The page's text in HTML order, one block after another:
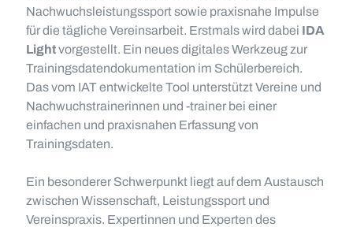
Nachwuchsleistungssport sowie praxisnahe Impulse
für die tägliche Vereinsarbeit. Erstmals wird dabei IDA
Lightvorgestellt. Ein neues digitales Werkzeug zur
Trainingsdatendokumentation im Schülerbereich.
Das vom IAT entwickelte Tool unterstützt Vereine und
Nachwuchstrainerinnen und -trainer bei einer
einfachen und praxisnahen Erfassung von
Trainingsdaten.
Ein besonderer Schwerpunkt liegt auf dem Austausch
zwischen Wissenschaft, Leistungssport und
Vereinspraxis. Expertinnen und Experten des